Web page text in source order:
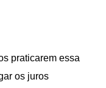
praticarem essa
os juros